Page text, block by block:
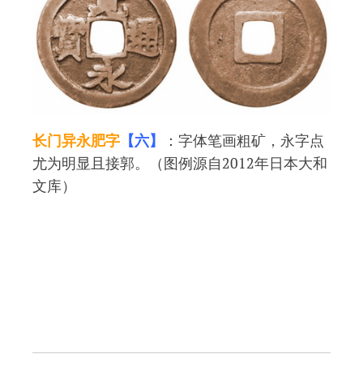
长门异永肥字 【六】
：字体笔画粗矿，永字点
尤为明显且接郭。（图例源自2012年日本大和
文库）